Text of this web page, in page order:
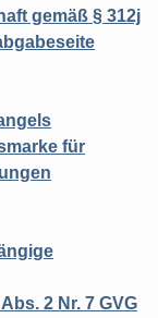
gemäß § 312j
für
2 Nr. 7 GVG